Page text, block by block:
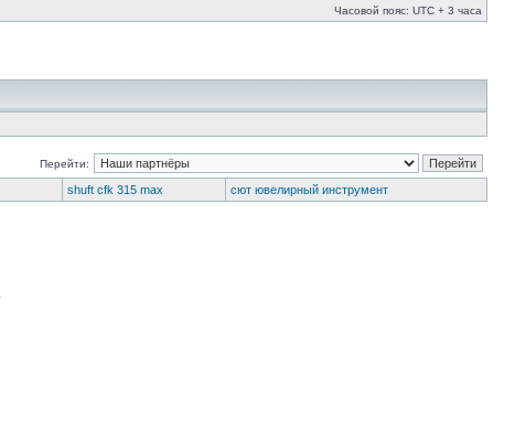
Часовой пояс: UTC + 3 часа
Перейти:
shuft cfk 315 max сют ювелирный инструмент